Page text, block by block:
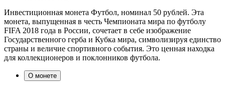
Инвестиционная монета Футбол, номинал 50 рублей. Эта
монета, выпущенная в честь Чемпионата мира по футболу
FIFA 2018 года в России, сочетает в себе изображение
Государственного герба и Кубка мира, символизируя единство
страны и величие спортивного события. Это ценная находка
для коллекционеров и поклонников футбола.
О монете